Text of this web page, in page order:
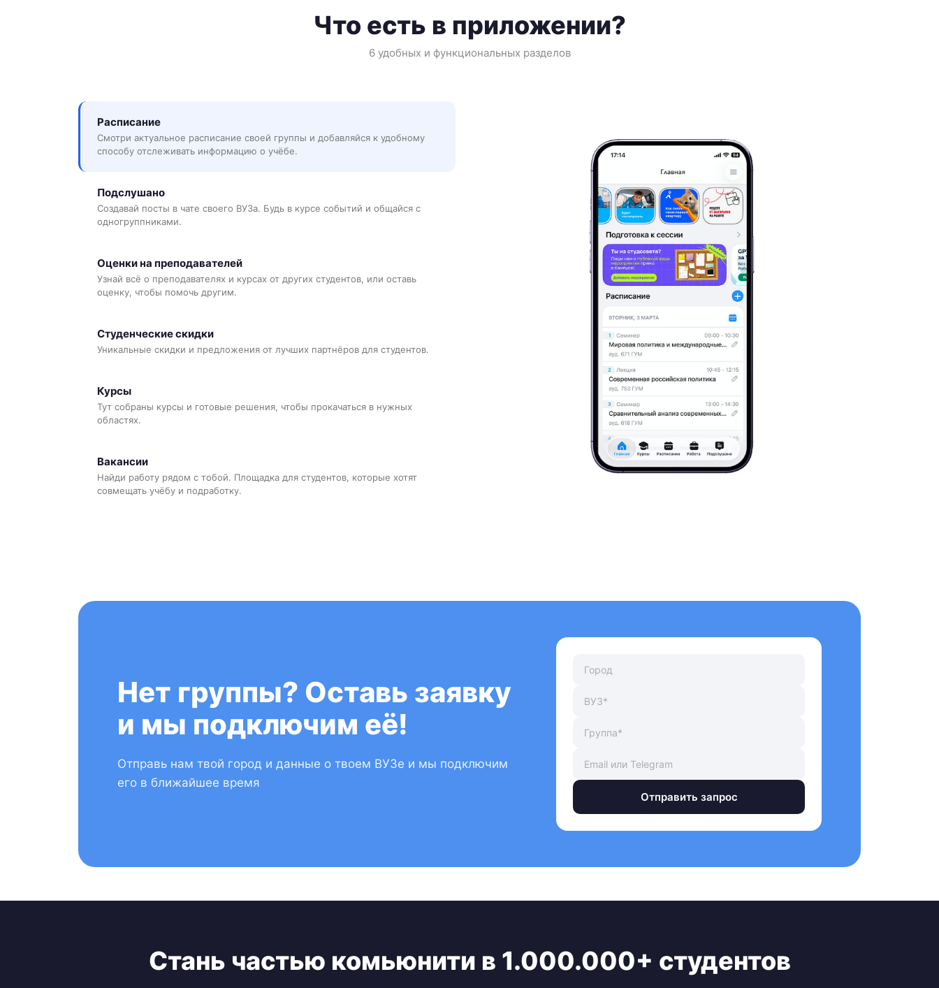
Что есть в приложении?
6 удобных и функциональных разделов
Расписание
Смотри актуальное расписание своей группы и добавляйся к удобному
способу отслеживать информацию о учёбе.
Подслушано
Создавай посты в чате своего ВУЗа. Будь в курсе событий и общайся с
одногруппниками.
Оценки на преподавателей
Узнай всё о преподавателях и курсах от других студентов, или оставь
оценку, чтобы помочь другим.
Студенческие скидки
Уникальные скидки и предложения от лучших партнёров для студентов.
Курсы
Тут собраны курсы и готовые решения, чтобы прокачаться в нужных
областях.
Вакансии
Найди работу рядом с тобой. Площадка для студентов, которые хотят
совмещать учёбу и подработку.
Нет группы? Оставь заявку
и мы подключим её!
Отправь нам твой город и данные о твоем ВУЗе и мы подключим
его в ближайшее время
Отправить запрос
Стань частью комьюнити в 1.000.000+ студентов